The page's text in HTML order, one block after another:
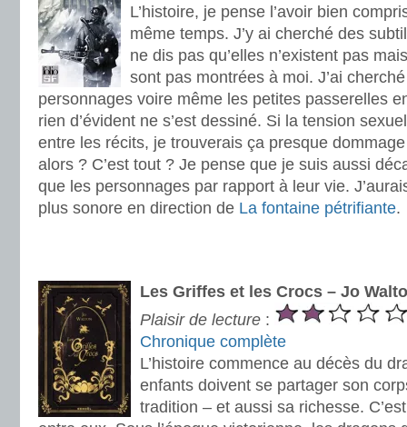
L’histoire, je pense l’avoir bien
même temps. J’y ai cherché des
ne dis pas qu’elles n’existent pas
sont pas montrées à moi. J’ai
personnages voire même les petites passerelles
rien d’évident ne s’est dessiné. Si la tension
entre les récits, je trouverais ça presque
alors ? C’est tout ? Je pense que je suis aussi
que les personnages par rapport à leur vie.
plus sonore en direction de La fontaine pétrifiante.
Les Griffes et les Crocs – Jo
Plaisir de lecture :
Chronique complète
L’histoire commence au décès du
enfants doivent se partager son
tradition – et aussi sa richesse.